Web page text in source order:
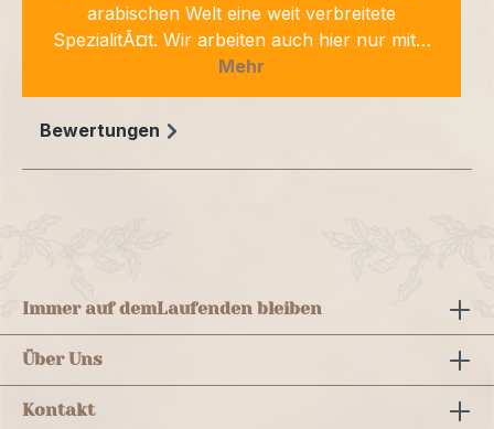
arabischen Welt eine weit verbreitete
SpezialitÃ¤t. Wir arbeiten auch hier nur mit…
Mehr
Bewertungen
Immer auf demLaufenden bleiben
Über Uns
Kontakt